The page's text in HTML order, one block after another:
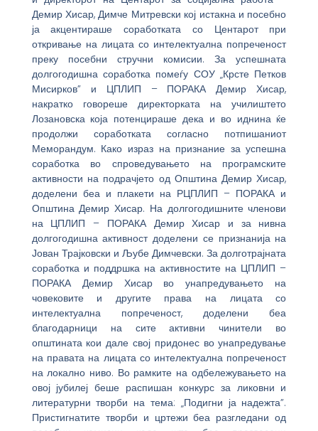
Демир Хисар, Димче Митревски кој истакна и посебно
ја акцентираше соработката со Центарот при
откривање на лицата со интелектуална попреченост
преку посебни стручни комисии. За успешната
долгогодишна соработка помеѓу СОУ „Крсте Петков
Мисирков” и ЦПЛИП – ПОРАКА Демир Хисар,
накратко говореше директорката на училиштето
Лозановска која потенцираше дека и во иднина ќе
продолжи соработката согласно потпишаниот
Меморандум. Како израз на признание за успешна
соработка во спроведувањето на програмските
активности на подрачјето од Општина Демир Хисар,
доделени беа и плакети на РЦПЛИП – ПОРАКА и
Општина Демир Хисар. На долгогодишните членови
на ЦПЛИП – ПОРАКА Демир Хисар и за нивна
долгогодишна активност доделени се признанија на
Јован Трајковски и Љубе Димчевски. За долготрајната
соработка и поддршка на активностите на ЦПЛИП –
ПОРАКА Демир Хисар во унапредувањето на
човековите и другите права на лицата со
интелектуална попреченост, доделени беа
благодарници на сите активни чинители во
општината кои дале свој придонес во унапредување
на правата на лицата со интелектуална попреченост
на локално ниво. Во рамките на одбележувањето на
овој јубилеј беше распишан конкурс за ликовни и
литературни творби на тема: „Подигни ја надежта”.
Пристигнатите творби и цртежи беа разгледани од